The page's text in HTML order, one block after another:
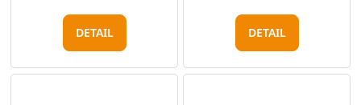
DETAIL DETAIL